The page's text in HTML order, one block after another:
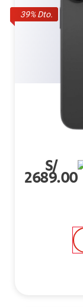
39% Dto.
S/
2689.00